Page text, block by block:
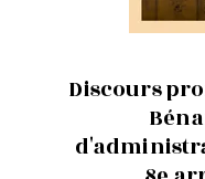
Discours